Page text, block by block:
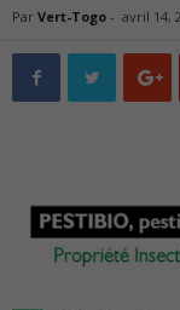
Par Vert-Togo - avril 14,